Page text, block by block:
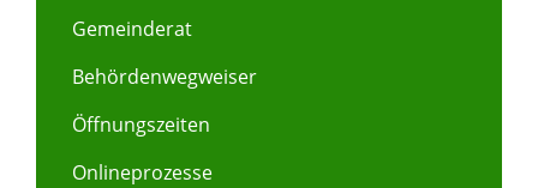
Gemeinderat
Behördenwegweiser
Öffnungszeiten
Onlineprozesse